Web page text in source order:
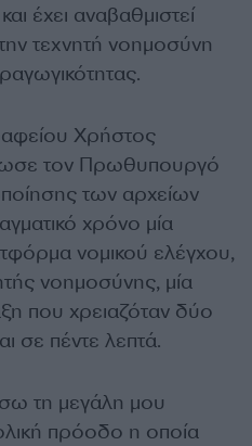
έχει αναβαθμιστεί
τεχνητή νοημοσύνη
Χρήστος
τον Πρωθυπουργό
των αρχείων
χρόνο μία
νομικού ελέγχου,
νοημοσύνης, μία
που χρειαζόταν δύο
σε πέντε λεπτά.
τη μεγάλη μου
πρόοδο η οποία